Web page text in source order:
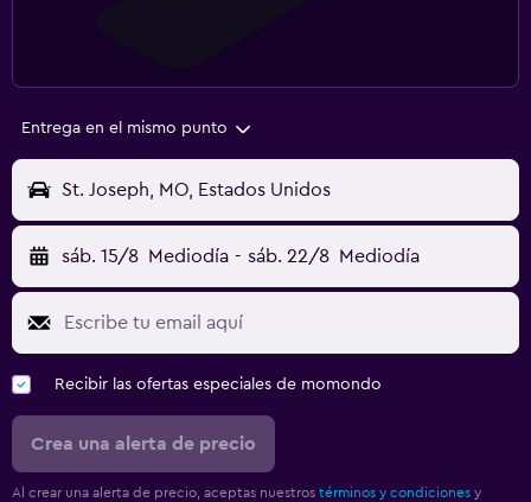
Entrega en el mismo punto
St. Joseph, MO, Estados Unidos
sáb. 15/8 Mediodía - sáb. 22/8 Mediodía
Recibir las ofertas especiales de momondo
Crea una alerta de precio
Al crear una alerta de precio, aceptas nuestros términos y condiciones y